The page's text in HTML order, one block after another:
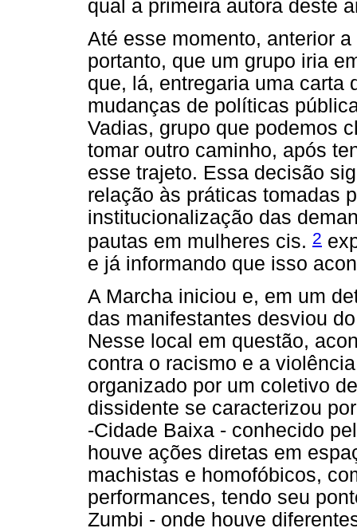
qual a primeira autora deste
Até esse momento, anterior
portanto, que um grupo iria
que, lá, entregaria uma carta
mudanças de políticas
Vadias, grupo que podemos
tomar outro caminho, após
esse trajeto. Essa decisão
relação às práticas tomadas
institucionalização das
pautas em mulheres cis. 2
e já informando que isso
A Marcha iniciou e, em um
das manifestantes desviou
Nesse local em questão,
contra o racismo e a
organizado por um coletivo
dissidente se caracterizou
-Cidade Baixa - conhecido
houve ações diretas em
machistas e homofóbicos,
performances, tendo seu
Zumbi - onde houve